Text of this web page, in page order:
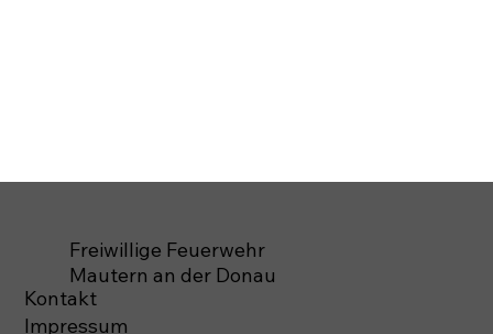
Kontakt
Impressum
Freiwillige Feuerwehr
Mautern an der Donau